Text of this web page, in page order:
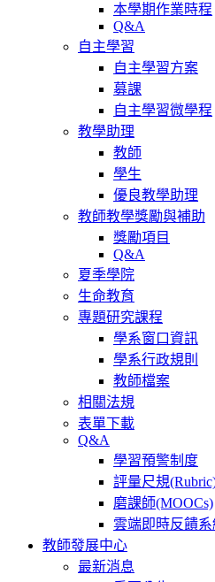
本學期作業時程
Q&A
自主學習
自主學習方案
募課
自主學習微學程
教學助理
教師
學生
優良教學助理
教師教學獎勵與補助
獎勵項目
Q&A
夏季學院
生命教育
專題研究課程
學系窗口資訊
學系行政規則
教師檔案
相關法規
表單下載
Q&A
學習預警制度
評量尺規
磨課師(MOOCs)
雲端即時反饋
教師發展中心
最新消息